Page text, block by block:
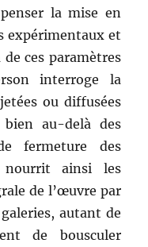
la mise en
expérimentaux et
ces paramètres
interroge la
ou diffusées
au-delà des
fermeture des
nourrit ainsi les
de l’œuvre par
autant de
de bousculer